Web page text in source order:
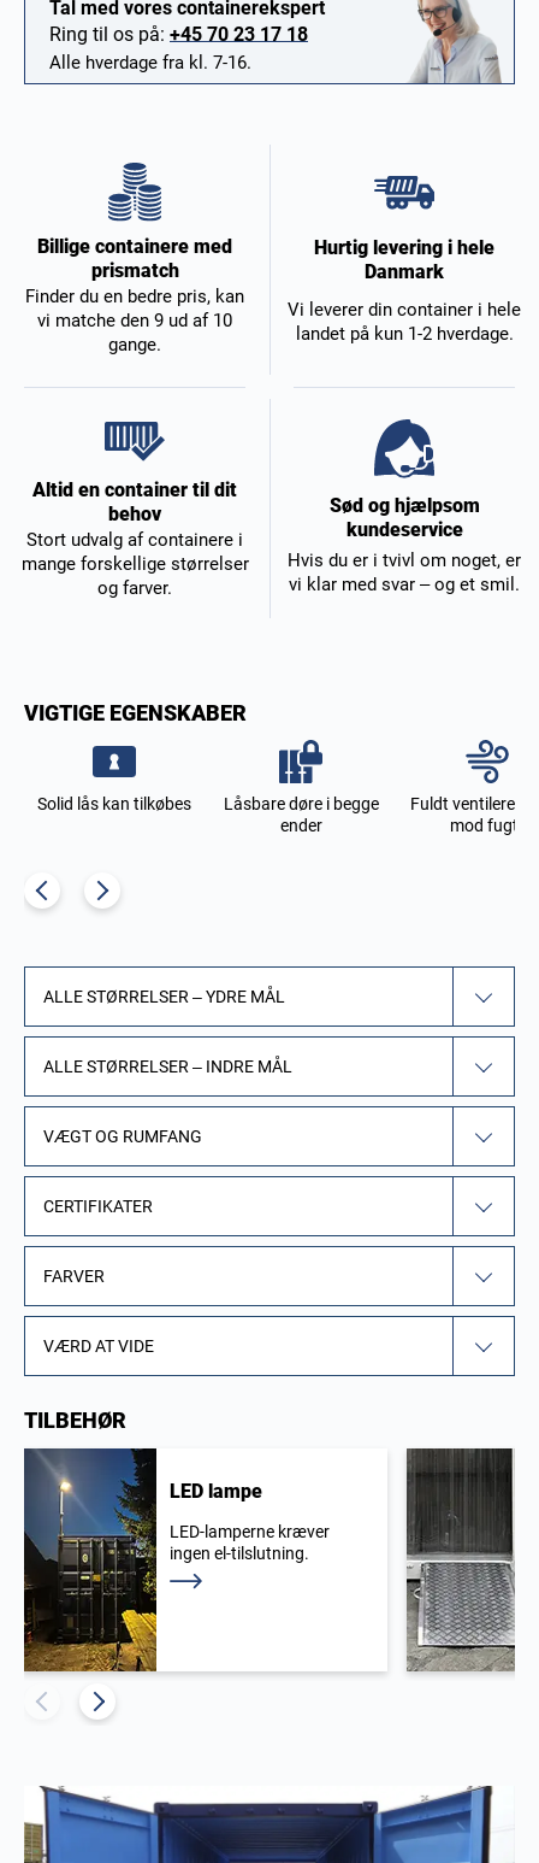
Tal med vores containerekspert
Ring til os på: +45 70 23 17 18
Alle hverdage fra kl. 7-16.
Billige containere med
prismatch
Finder du en bedre pris, kan
vi matche den 9 ud af 10
gange.
Hurtig levering i hele
Danmark
Vi leverer din container i hele
landet på kun 1-2 hverdage.
Altid en container til dit
behov
Stort udvalg af containere i
mange forskellige størrelser
og farver.
Sød og hjælpsom
kundeservice
Hvis du er i tvivl om noget, er
vi klar med svar – og et smil.
VIGTIGE EGENSKABER
Solid lås kan tilkøbes
Låsbare døre i begge
ender
Fuldt ventileret
mod fugt)
ALLE STØRRELSER – YDRE MÅL
ALLE STØRRELSER – INDRE MÅL
VÆGT OG RUMFANG
CERTIFIKATER
FARVER
VÆRD AT VIDE
TILBEHØR
LED lampe
LED-lamperne kræver
ingen el-tilslutning.
Læs mere